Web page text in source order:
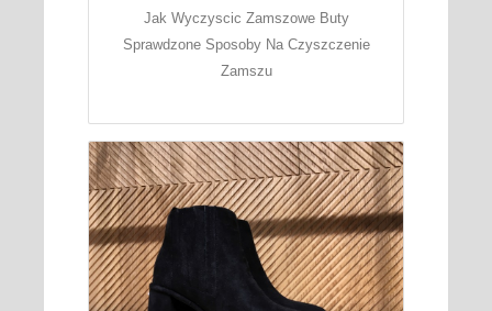
Jak Wyczyscic Zamszowe Buty
Sprawdzone Sposoby Na Czyszczenie
Zamszu